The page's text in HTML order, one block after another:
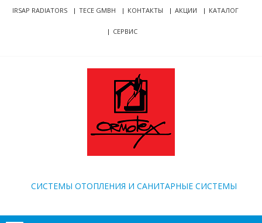
Skip
SkipIRSAP RADIATORS TECE GMBH КОНТАКТЫ АКЦИИ КАТАЛОГ
СЕРВИС
CИСТЕМЫ ОТОПЛЕНИЯ И САНИТАРНЫЕ СИСТЕМЫ